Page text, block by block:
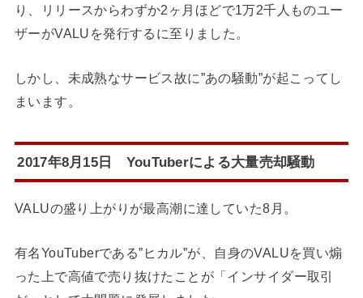
り、
リリースからわずか2ヶ月ほどで1万2千人ものユー
ザーがVALUを発行するに至りました。
しかし、未成熟なサービス故に”あの騒動”が起こってし
まいます。
2017年8月15日 YouTuberによる大量売却騒動
VALUの盛り上がりが最高潮に達していた8月。
有名YouTuberである”ヒカル”が、自身のVALUを買い煽
った上で高値で売り抜けたことが「インサイダー取引